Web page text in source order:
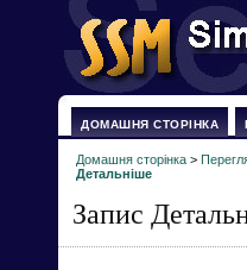
ДОМАШНЯ СТОРІНКА
Домашня сторінка >
Детальніше
Запис